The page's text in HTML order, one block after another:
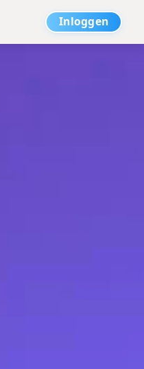
Inloggen